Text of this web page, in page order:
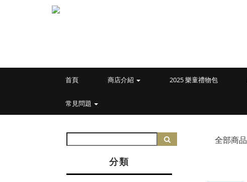
首頁 商店介紹 2025 樂童禮物包
常見問題
分類
全部商品